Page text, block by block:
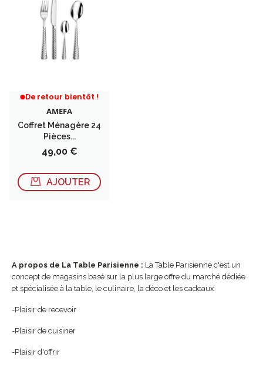
De retour bientôt !
AMEFA
Coffret Ménagère 24
Pièces...
Prix
49,00 €
AJOUTER
A propos de La Table Parisienne : La Table Parisienne c'est un
concept de magasins basé sur la plus large offre du marché dédiée
et spécialisée à la table, le culinaire, la déco et les cadeaux
-Plaisir de recevoir
-Plaisir de cuisiner
-Plaisir d'offrir